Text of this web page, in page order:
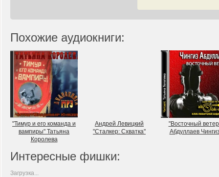
Похожие аудиокниги:
"Тимур и его команда и
вампиры" Татьяна
Королева
Андрей Левицкий
"Сталкер: Схватка"
"Восточный
Абдуллаев
Интересные фишки:
Загрузка...